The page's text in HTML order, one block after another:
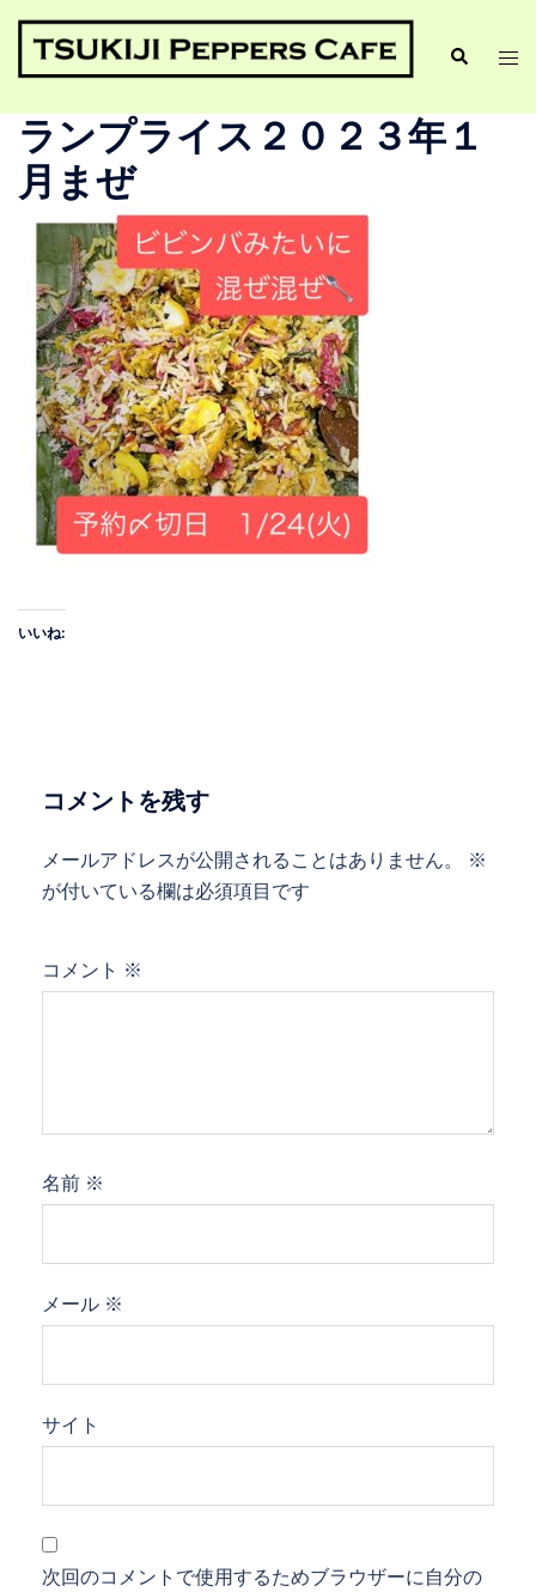
ランプライス２０２３年１
月まぜ
いいね:
コメントを残す
メールアドレスが公開されることはありません。
※
が付いている欄は必須項目です
コメント ※
名前 ※
メール ※
サイト
次回のコメントで使用するためブラウザーに自分の